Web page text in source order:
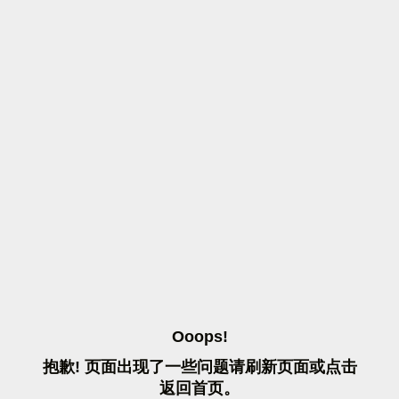
OOOPS!
抱歉! 页面出现了一些问题请刷 新页面或点击
返 回首页。